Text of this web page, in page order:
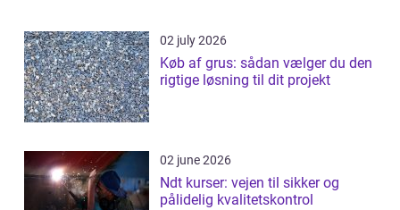
02 july 2026
Køb af grus: sådan vælger du den
rigtige løsning til dit projekt
02 june 2026
Ndt kurser: vejen til sikker og
pålidelig kvalitetskontrol